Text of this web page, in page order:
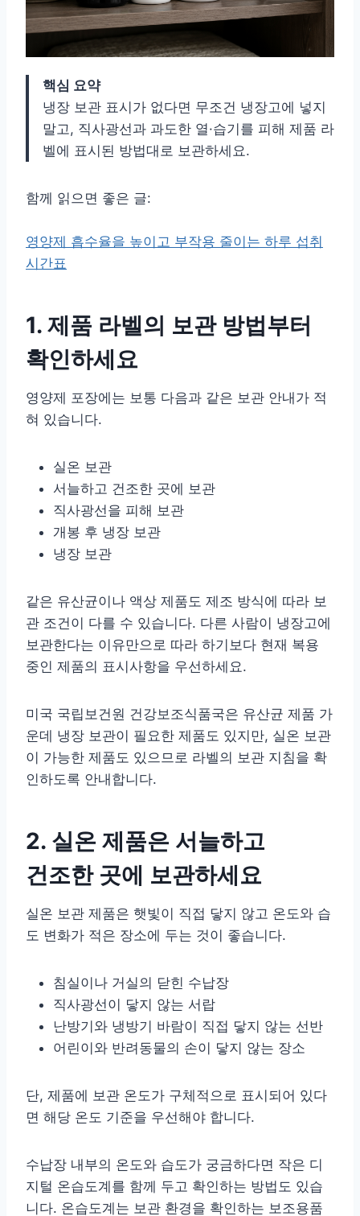
핵심 요약
냉장 보관 표시가 없다면 무조건 냉장고에 넣지
말고, 직사광선과 과도한 열·습기를 피해 제품 라
벨에 표시된 방법대로 보관하세요.
함께 읽으면 좋은 글:
영양제 흡수율을 높이고 부작용 줄이는 하루 섭취
시간표
1. 제품 라벨의 보관 방법부터
확인하세요
영양제 포장에는 보통 다음과 같은 보관 안내가 적
혀 있습니다.
실온 보관
서늘하고 건조한 곳에 보관
직사광선을 피해 보관
개봉 후 냉장 보관
냉장 보관
같은 유산균이나 액상 제품도 제조 방식에 따라 보
관 조건이 다를 수 있습니다. 다른 사람이 냉장고에
보관한다는 이유만으로 따라 하기보다 현재 복용
중인 제품의 표시사항을 우선하세요.
미국 국립보건원 건강보조식품국은 유산균 제품 가
운데 냉장 보관이 필요한 제품도 있지만, 실온 보관
이 가능한 제품도 있으므로 라벨의 보관 지침을 확
인하도록 안내합니다.
2. 실온 제품은 서늘하고
건조한 곳에 보관하세요
실온 보관 제품은 햇빛이 직접 닿지 않고 온도와 습
도 변화가 적은 장소에 두는 것이 좋습니다.
침실이나 거실의 닫힌 수납장
직사광선이 닿지 않는 서랍
난방기와 냉방기 바람이 직접 닿지 않는 선반
어린이와 반려동물의 손이 닿지 않는 장소
단, 제품에 보관 온도가 구체적으로 표시되어 있다
면 해당 온도 기준을 우선해야 합니다.
수납장 내부의 온도와 습도가 궁금하다면 작은 디
지털 온습도계를 함께 두고 확인하는 방법도 있습
니다. 온습도계는 보관 환경을 확인하는 보조용품